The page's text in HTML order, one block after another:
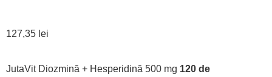
127,35 lei
JutaVit Diozmină + Hesperidină 500 mg 120 de